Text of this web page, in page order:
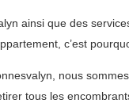
ainsi que des
c’est
nous
tous les